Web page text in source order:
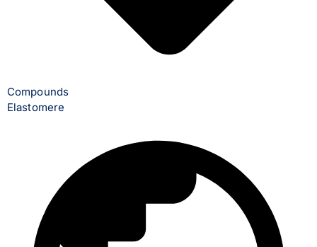
Compounds
Elastomere